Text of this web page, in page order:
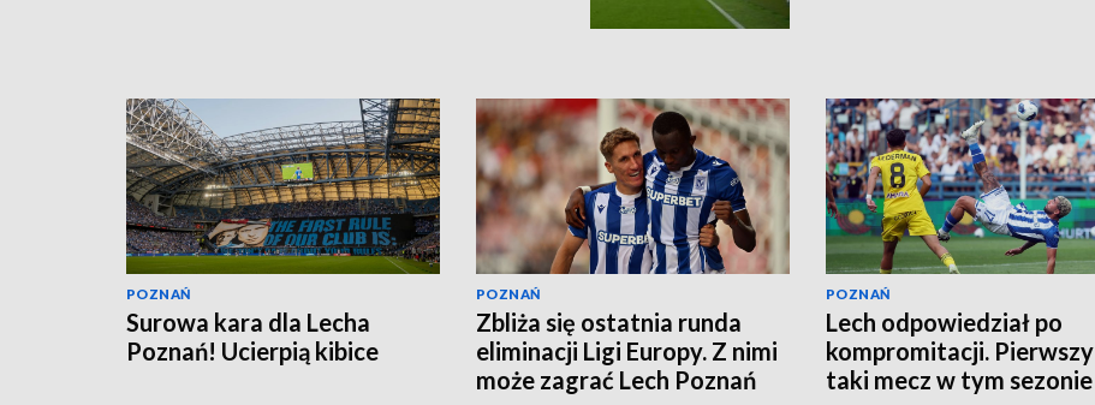
POZNAŃ
Surowa kara dla Lecha
Poznań! Ucierpią kibice
POZNAŃ
Zbliża się ostatnia runda
eliminacji Ligi Europy. Z nimi
może zagrać Lech Poznań
POZNAŃ
Lech odpowiedział po
kompromitacji. Pierwszy
taki mecz w tym sezonie